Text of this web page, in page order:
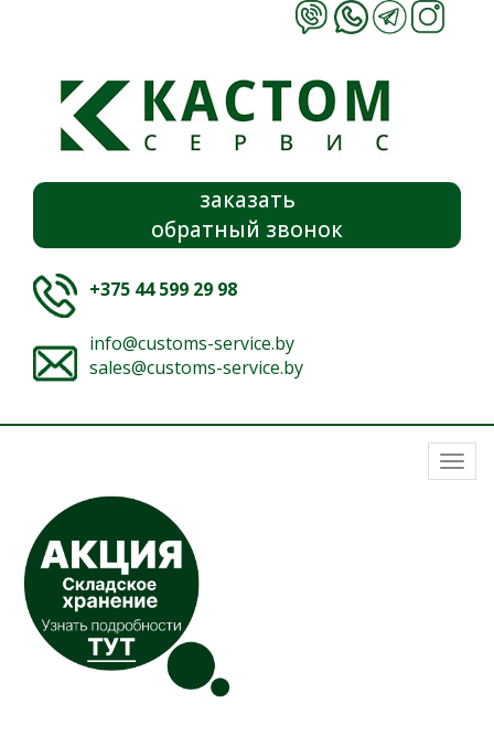
заказать
обратный звонок
+375 44 599 29 98
info@customs-service.by
sales@customs-service.by